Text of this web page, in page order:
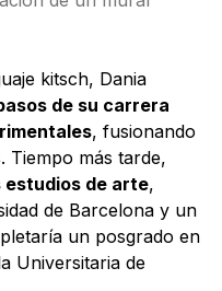
kitsch, Dania
de su carrera
, fusionando
Tiempo más tarde,
estudios de arte,
de Barcelona y un
un posgrado en
Universitaria de